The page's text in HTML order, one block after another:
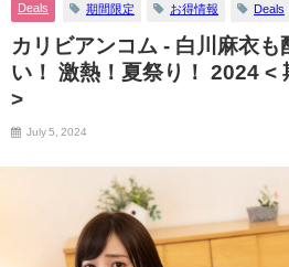
Deals 期間限定 お得情報 Deals
カリビアンコム - 白川麻衣も
い！ 激熱！夏祭り！ 2024 <
>
July 5, 2024